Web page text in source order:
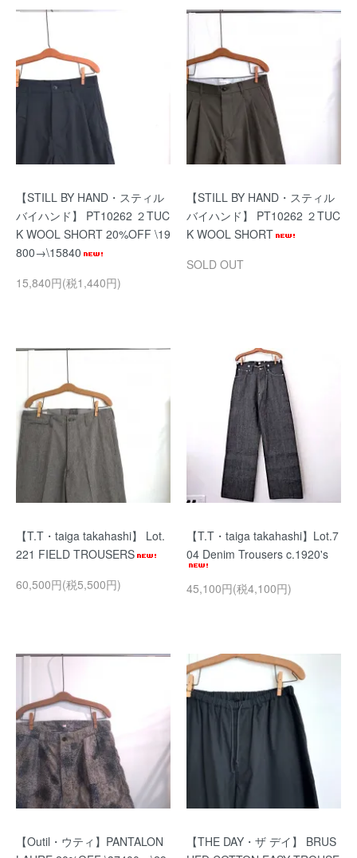
【STILL BY HAND・スティル
バイハンド】 PT10262 ２TUC
K WOOL SHORT 20%OFF \19
800→\15840
15,840円(税1,440円)
【STILL BY HAND・スティル
バイハンド】 PT10262 ２TUC
K WOOL SHORT
SOLD OUT
【T.T・taiga takahashi】 Lot.
221 FIELD TROUSERS
60,500円(税5,500円)
【T.T・taiga takahashi】Lot.7
04 Denim Trousers c.1920's
45,100円(税4,100円)
【Outil・ウティ】PANTALON
【THE DAY・ザ デイ】 BRUS